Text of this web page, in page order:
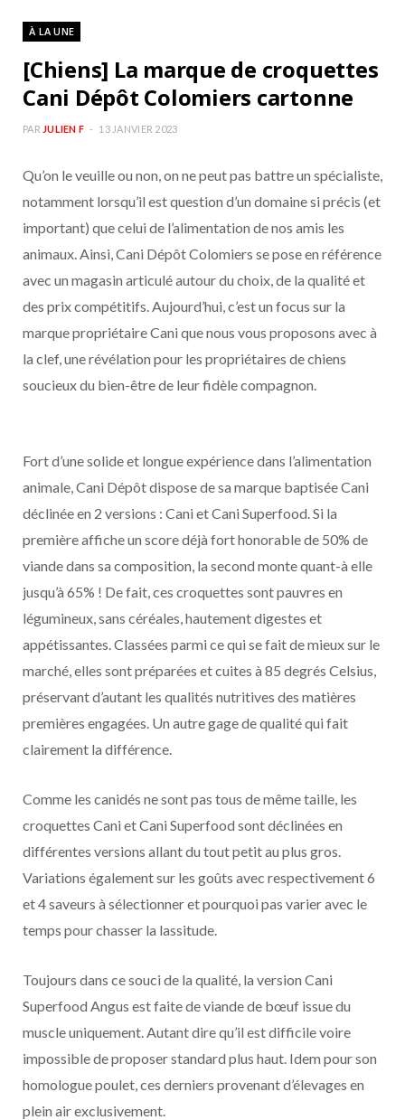
À LA UNE
[Chiens] La marque de croquettes
Cani Dépôt Colomiers cartonne
PAR JULIEN F 13 JANVIER 2023
Qu’on le veuille ou non, on ne peut pas battre un spécialiste,
notamment lorsqu’il est question d’un domaine si précis (et
important) que celui de l’alimentation de nos amis les
animaux. Ainsi, Cani Dépôt Colomiers se pose en référence
avec un magasin articulé autour du choix, de la qualité et
des prix compétitifs. Aujourd’hui, c’est un focus sur la
marque propriétaire Cani que nous vous proposons avec à
la clef, une révélation pour les propriétaires de chiens
soucieux du bien-être de leur fidèle compagnon.
Fort d’une solide et longue expérience dans l’alimentation
animale, Cani Dépôt dispose de sa marque baptisée Cani
déclinée en 2 versions : Cani et Cani Superfood. Si la
première affiche un score déjà fort honorable de 50% de
viande dans sa composition, la second monte quant-à elle
jusqu’à 65% ! De fait, ces croquettes sont pauvres en
légumineux, sans céréales, hautement digestes et
appétissantes. Classées parmi ce qui se fait de mieux sur le
marché, elles sont préparées et cuites à 85 degrés Celsius,
préservant d’autant les qualités nutritives des matières
premières engagées. Un autre gage de qualité qui fait
clairement la différence.
Comme les canidés ne sont pas tous de même taille, les
croquettes Cani et Cani Superfood sont déclinées en
différentes versions allant du tout petit au plus gros.
Variations également sur les goûts avec respectivement 6
et 4 saveurs à sélectionner et pourquoi pas varier avec le
temps pour chasser la lassitude.
Toujours dans ce souci de la qualité, la version Cani
Superfood Angus est faite de viande de bœuf issue du
muscle uniquement. Autant dire qu’il est difficile voire
impossible de proposer standard plus haut. Idem pour son
homologue poulet, ces derniers provenant d’élevages en
plein air exclusivement.